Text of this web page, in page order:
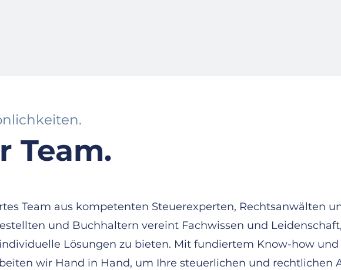
Team.
Team aus kompetenten Steuerexperten, Rechtsanwälten
und Buchhaltern vereint Fachwissen und
Lösungen zu bieten. Mit fundiertem Know-how
wir Hand in Hand, um Ihre steuerlichen und rechtlichen